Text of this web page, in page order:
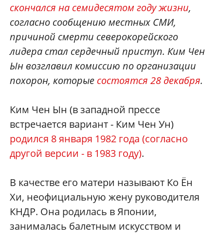
скончался на семидесятом году жизни,
согласно сообщению местных СМИ,
причиной смерти северокорейского
лидера стал сердечный приступ. Ким Чен
Ын возглавил комиссию по организации
похорон, которые состоятся 28 декабря.
Ким Чен Ын (в западной прессе
встречается вариант - Ким Чен Ун)
родился 8 января 1982 года (согласно
другой версии - в 1983 году).
В качестве его матери называют Ко Ён
Хи, неофициальную жену руководителя
КНДР. Она родилась в Японии,
занималась балетным искусством и